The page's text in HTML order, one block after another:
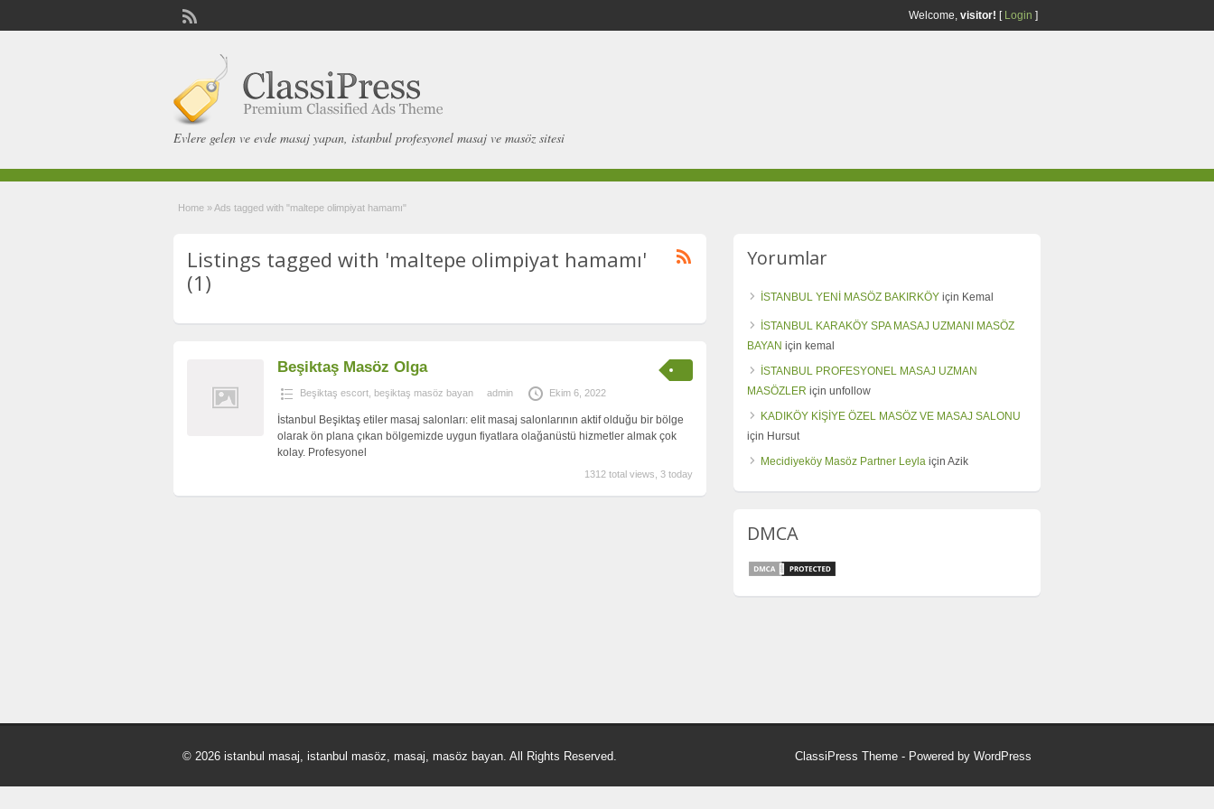
Welcome, visitor! [ Login ]
Evlere gelen ve evde masaj yapan, istanbul profesyonel masaj ve masöz sitesi
Home »Ads tagged with "maltepe olimpiyat hamamı"
Listings tagged with 'maltepe olimpiyat hamamı'
(1)
Beşiktaş Masöz Olga
Beşiktaş escort beşiktaş masöz bayan admin Ekim 6, 2022
İstanbul Beşiktaş etiler masaj salonları: elit masaj salonlarının aktif olduğu bir bölge
olarak ön plana çıkan bölgemizde uygun fiyatlara olağanüstü hizmetler almak çok
kolay. Profesyonel
1312 total views, 3 today
Yorumlar
İSTANBUL YENİ MASÖZ BAKIRKÖY için Kemal
İSTANBUL KARAKÖY SPA MASAJ UZMANI MASÖZ
BAYAN için kemal
İSTANBUL PROFESYONEL MASAJ UZMAN
MASÖZLER için unfollow
KADIKÖY KİŞİYE ÖZEL MASÖZ VE MASAJ SALONU
için Hursut
Mecidiyeköy Masöz Partner Leyla için Azik
DMCA
© 2026 istanbul masaj, istanbul masöz, masaj, masöz bayan. All Rights Reserved. ClassiPress Theme - Powered by WordPress